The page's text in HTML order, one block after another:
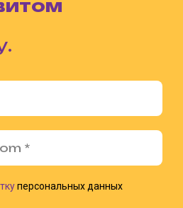
персональных данных